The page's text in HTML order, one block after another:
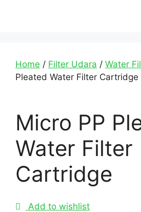
Home / Filter Udara / Water
Pleated Water Filter Cartridge
Micro PP
Water Filter
Cartridge
Add to wishlist